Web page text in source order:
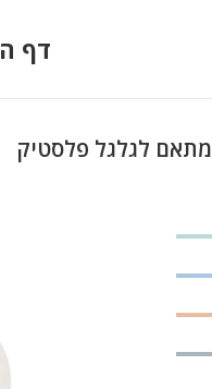
דף
מתאם לגלגל פלסטיק